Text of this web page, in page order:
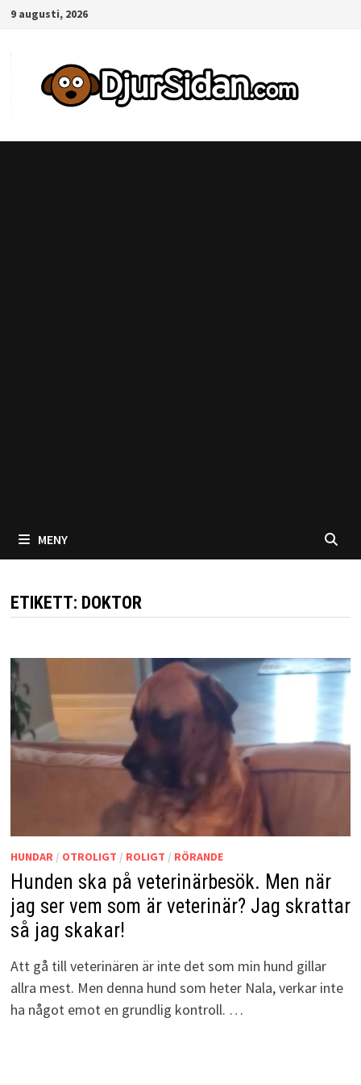
Hoppa
innehåll
9 augusti, 2026
MENY
ETIKETT: DOKTOR
HUNDAR/ OTROLIGT / ROLIGT / RÖRANDE
Hunden ska på veterinärbesök. Men när
jag ser vem som är veterinär? Jag skrattar
så jag skakar!
Att gå till veterinären är inte det som min hund gillar
allra mest. Men denna hund som heter Nala, verkar inte
ha något emot en grundlig kontroll. …